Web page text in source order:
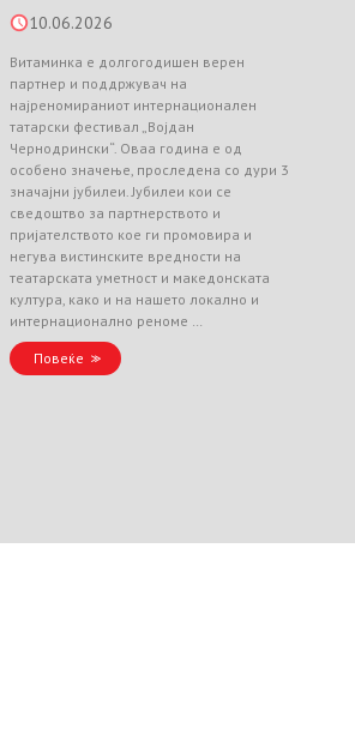
10.06.2026
Витаминка е долгогодишен верен
партнер и поддржувач на
најреномираниот интернационален
татарски фестивал „Војдан
Чернодрински“. Оваа година е од
особено значење, проследена со дури 3
значајни јубилеи. Јубилеи кои се
сведоштво за партнерството и
пријателството кое ги промовира и
негува вистинските вредности на
театарската уметност и македонската
култура, како и на нашето локално и
интернационално реноме …
Повеќе